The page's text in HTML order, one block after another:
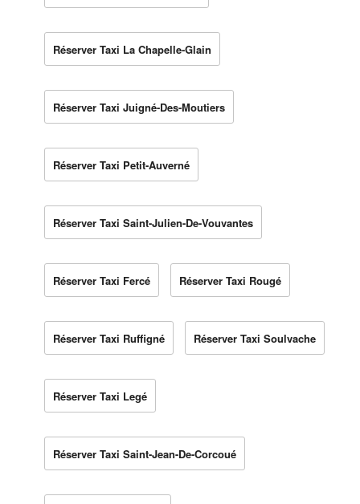
Réserver Taxi La Chapelle-Glain
Réserver Taxi Juigné-Des-Moutiers
Réserver Taxi Petit-Auverné
Réserver Taxi Saint-Julien-De-Vouvantes
Réserver Taxi Fercé Réserver Taxi Rougé
Réserver Taxi Ruffigné Réserver Taxi Soulvache
Réserver Taxi Legé
Réserver Taxi Saint-Jean-De-Corcoué